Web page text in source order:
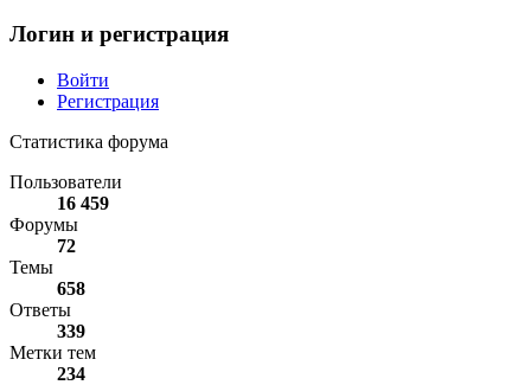
Логин и регистрация
Войти
Регистрация
Статистика форума
Пользователи
16 459
Форумы
72
Темы
658
Ответы
339
Метки тем
234